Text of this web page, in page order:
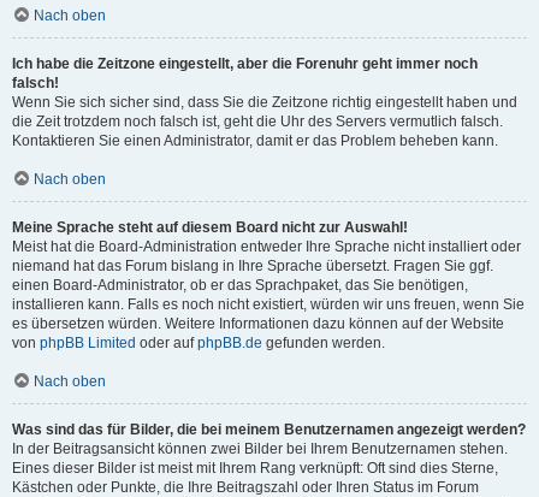
Nach oben
Ich habe die Zeitzone eingestellt, aber die Forenuhr geht immer noch
falsch!
Wenn Sie sich sicher sind, dass Sie die Zeitzone richtig eingestellt haben und
die Zeit trotzdem noch falsch ist, geht die Uhr des Servers vermutlich falsch.
Kontaktieren Sie einen Administrator, damit er das Problem beheben kann.
Nach oben
Meine Sprache steht auf diesem Board nicht zur Auswahl!
Meist hat die Board-Administration entweder Ihre Sprache nicht installiert oder
niemand hat das Forum bislang in Ihre Sprache übersetzt. Fragen Sie ggf.
einen Board-Administrator, ob er das Sprachpaket, das Sie benötigen,
installieren kann. Falls es noch nicht existiert, würden wir uns freuen, wenn Sie
es übersetzen würden. Weitere Informationen dazu können auf der Website
von phpBB Limited oder aufphpBB.de gefunden werden.
Nach oben
Was sind das für Bilder, die bei meinem Benutzernamen angezeigt werden?
In der Beitragsansicht können zwei Bilder bei Ihrem Benutzernamen stehen.
Eines dieser Bilder ist meist mit Ihrem Rang verknüpft: Oft sind dies Sterne,
Kästchen oder Punkte, die Ihre Beitragszahl oder Ihren Status im Forum